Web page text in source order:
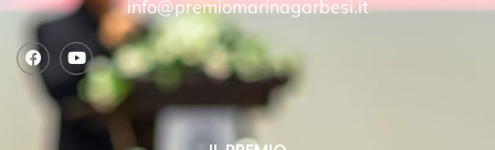
info@premiomarinagarbesi.it